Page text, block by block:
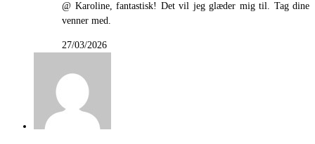
@ Karoline, fantastisk! Det vil jeg glæder mig til. Tag dine
venner med.
27/03/2026